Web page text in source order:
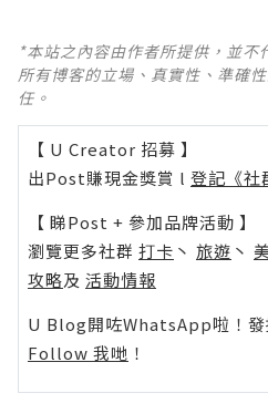
*本站之內容由作者所提供，並
所有博客的立場、真實性、準確
任。
【 U Creator 招募 】
出Post賺現金獎賞 l 登記《社
【 睇Post + 參加品牌活動 】
瀏覽更多社群 打卡 丶 旅遊 丶
攻略及 活動情報
U Blog開咗WhatsApp啦！發
Follow 我哋 ！